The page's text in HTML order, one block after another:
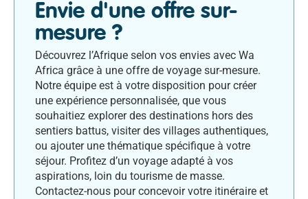
Envie d'une offre sur-
mesure ?
Découvrez l’Afrique selon vos envies avec Wa
Africa grâce à une offre de voyage sur-mesure.
Notre équipe est à votre disposition pour créer
une expérience personnalisée, que vous
souhaitiez explorer des destinations hors des
sentiers battus, visiter des villages authentiques,
ou ajouter une thématique spécifique à votre
séjour. Profitez d’un voyage adapté à vos
aspirations, loin du tourisme de masse.
Contactez-nous pour concevoir votre itinéraire et